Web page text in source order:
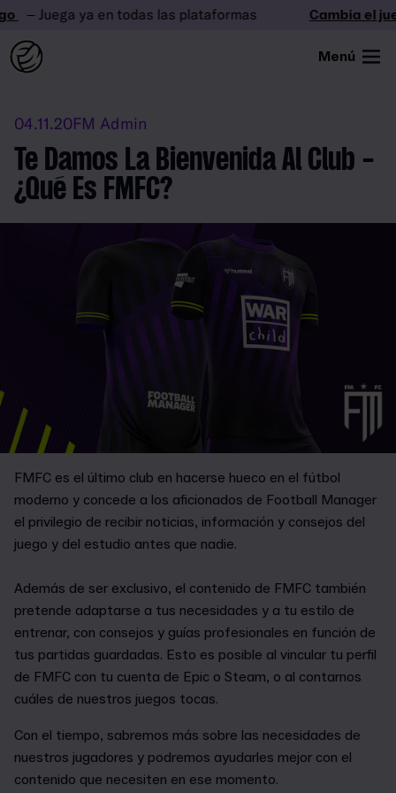
– Juega ya en todas las plataformas Cambia el
Menú
04.11.20FM Admin
Te Damos La Bienvenida Al Club -
¿Qué Es FMFC?
FMFC es el último club en hacerse hueco en el fútbol
moderno y concede a los aficionados de Football Manager
el privilegio de recibir noticias, información y consejos del
juego y del estudio antes que nadie.
Además de ser exclusivo, el contenido de FMFC también
pretende adaptarse a tus necesidades y a tu estilo de
entrenar, con consejos y guías profesionales en función de
tus partidas guardadas. Esto es posible al vincular tu perfil
de FMFC con tu cuenta de Epic o Steam, o al contarnos
cuáles de nuestros juegos tocas.
Con el tiempo, sabremos más sobre las necesidades de
nuestros jugadores y podremos ayudarles mejor con el
contenido que necesiten en ese momento.